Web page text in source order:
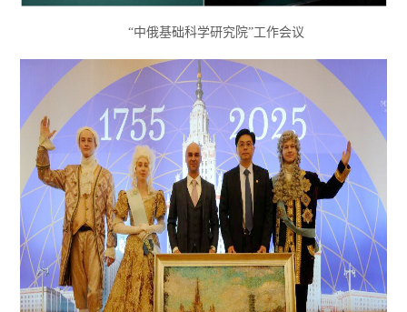
“中俄基础科学研究院”工作会议